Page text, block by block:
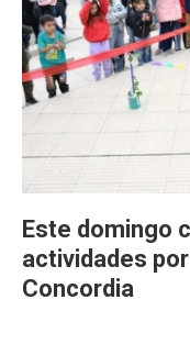
Este domingo
actividades
Concordia